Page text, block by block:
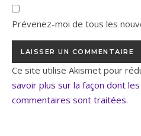
Prévenez-moi de tous les
Ce site utilise Akismet pour
savoir plus sur la façon dont
commentaires sont traitées.